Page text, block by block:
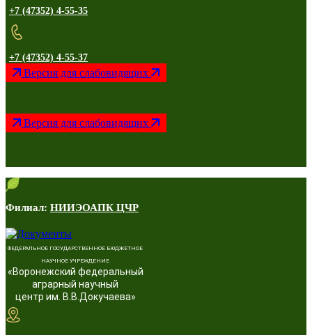
+7 (47352) 4-55-35
+7 (47352) 4-55-37
Версия для слабовидящих
Версия для слабовидящих
Филиал: НИИЭОАПК ЦЧР
ФЕДЕРАЛЬНОЕ ГОСУДАРСТВЕННОЕ БЮДЖЕТНОЕ
НАУЧНОЕ УЧРЕЖДЕНИЕ
«Воронежский федеральный
аграрный научный
центр им. В.В.Докучаева»